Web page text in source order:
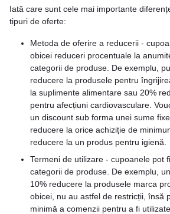
Iată care sunt cele mai importante
tipuri de oferte:
Metoda de oferire a reducerii -
obicei reduceri procentuale la
categorii de produse. De exemplu,
reducere la produsele pentru
la suplimente alimentare sau 20%
pentru afecțiuni cardiovasculare.
un discount sub forma unei sume
reducere la orice achiziție de
reducere la un produs pentru igienă.
Termeni de utilizare - cupoanele pot
categorii de produse. De exemplu,
10% reducere la produsele marca
obicei, nu au astfel de restricții, însă
minimă a comenzii pentru a fi utilizate.